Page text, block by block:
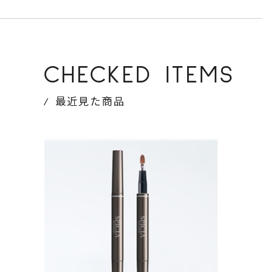
CHECKED ITEMS
最近見た商品